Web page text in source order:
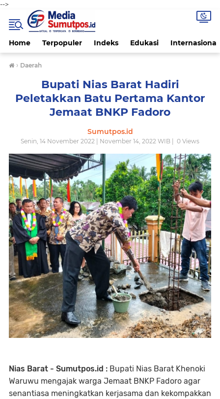
-->
Home Terpopuler Indeks Edukasi Internasional
› Daerah
Bupati Nias Barat Hadiri
Peletakkan Batu Pertama Kantor
Jemaat BNKP Fadoro
Sumutpos.id
Senin, 14 November 2022 | November 14, 2022 WIB | 0 Views
Nias Barat - Sumutpos.id : Bupati Nias Barat Khenoki
Waruwu mengajak warga Jemaat BNKP Fadoro agar
senantiasa meningkatkan kerjasama dan kekompakkan